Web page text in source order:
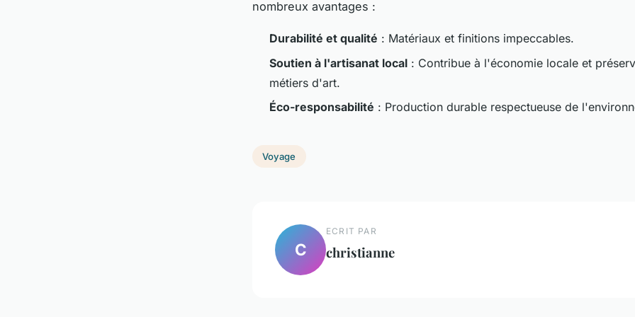
nombreux avantages :
Durabilité et qualité : Matériaux et finitions impeccables.
Soutien à l'artisanat local : Contribue à l'économie locale et
métiers d'art.
Éco-responsabilité : Production durable respectueuse de
Voyage
C
ECRIT PAR
christianne